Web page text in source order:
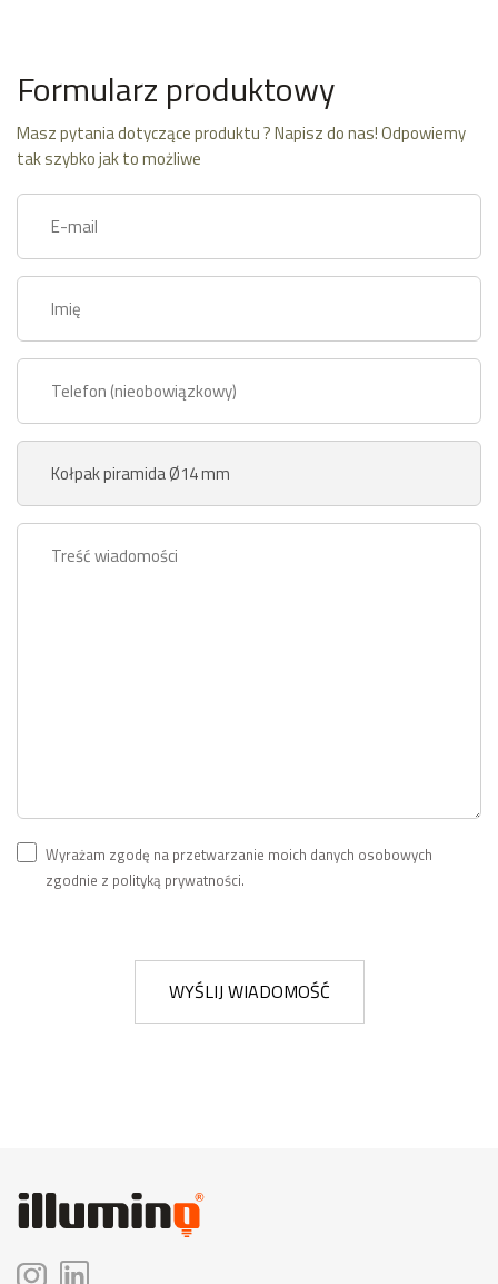
Formularz produktowy
Masz pytania dotyczące produktu ? Napisz do nas! Odpowiemy
tak szybko jak to możliwe
Wyrażam zgodę na przetwarzanie moich danych osobowych
zgodnie z polityką prywatności.
WYŚLIJ WIADOMOŚĆ